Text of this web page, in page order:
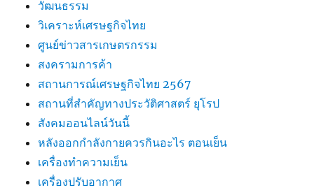
วัฒนธรรม
วิเคราะห์เศรษฐกิจไทย
ศูนย์ข่าวสารเกษตรกรรม
สงครามการค้า
สถานการณ์เศรษฐกิจไทย 2567
สถานที่สําคัญทางประวัติศาสตร์ ยุโรป
สังคมออนไลน์วันนี้
หลังออกกําลังกายควรกินอะไร ตอนเย็น
เครื่องทำความเย็น
เครื่องปรับอากาศ